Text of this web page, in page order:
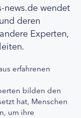
news.de wendet
deren
Experten,
erfahrenen
bilden den
hat, Menschen
um ihre